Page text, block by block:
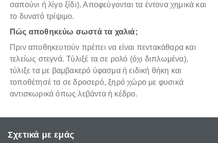
σαπούνι ή λίγο ξίδι). Αποφεύγονται τα έντονα χημικά και
το δυνατό τρίψιμο.
Πώς αποθηκεύω σωστά τα χαλιά;
Πριν αποθηκευτούν πρέπει να είναι πεντακάθαρα και
τελείως στεγνά. Τύλιξέ τα σε ρολό (όχι διπλωμένα),
τύλιξε τα με βαμβακερό ύφασμα ή ειδική θήκη και
τοποθέτησέ τα σε δροσερό, ξηρό χώρο με φυσικά
αντισκωρικά όπως λεβάντα ή κέδρο.
Σχετικά με εμάς